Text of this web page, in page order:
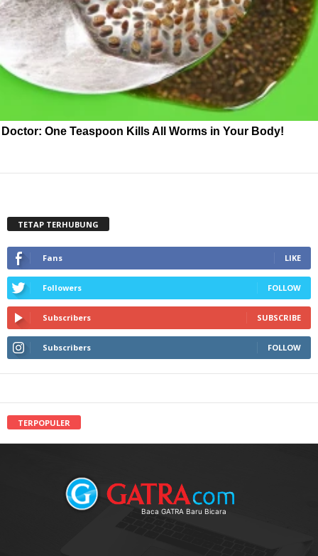
Doctor: One Teaspoon Kills All Worms in Your Body!
TETAP TERHUBUNG
Fans LIKE
Followers FOLLOW
Subscribers SUBSCRIBE
Subscribers FOLLOW